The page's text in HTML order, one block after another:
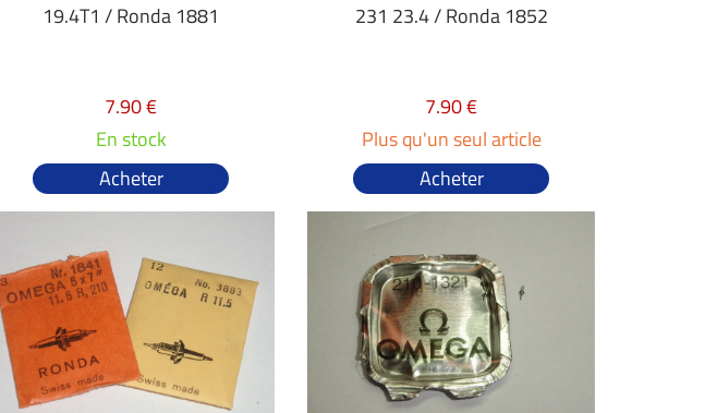
19.4T1 / Ronda 1881
7.90 €
En stock
Acheter
231 23.4 / Ronda 1852
7.90 €
Plus qu'un seul article
Acheter